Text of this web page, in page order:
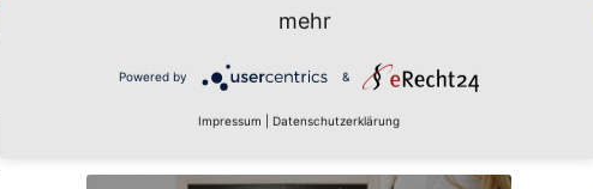
mehr
Powered by &
Impressum Datenschutzerklärung